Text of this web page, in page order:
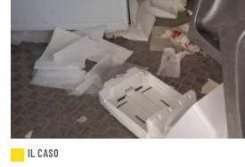
IL CASO